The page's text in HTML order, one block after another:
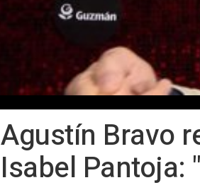
Agustín Bravo
Isabel Pantoja: